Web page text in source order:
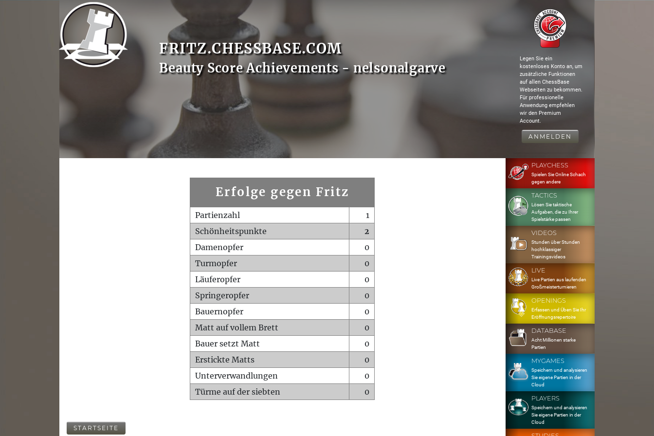
FRITZ.CHESSBASE.COM
Beauty Score Achievements - nelsonalgarve
Legen Sie ein
kostenloses Konto an, um
zusätzliche Funktionen
auf allen ChessBase
Webseiten zu bekommen.
Für professionelle
Anwendung empfehlen
wir den Premium
Account.
ANMELDEN
Erfolge gegen Fritz
Partienzahl
1
Schönheitspunkte
2
Damenopfer
0
Turmopfer
0
Läuferopfer
0
Springeropfer
0
Bauernopfer
0
Matt auf vollem Brett
0
Bauer setzt Matt
0
Erstickte Matts
0
Unterverwandlungen
0
Türme auf der siebten
0
STARTSEITE
PLAYCHESS
Spielen Sie Online Schach
gegen andere
TACTICS
Lösen Sie taktische
Aufgaben, die zu Ihrer
Spielstärke passen
VIDEOS
Stunden über Stunden
hochklassiger
Trainingsvideos
LIVE
Live Partien aus laufenden
Großmeisterturnieren
OPENINGS
Erfassen und Üben Sie Ihr
Eröffnungsrepertoire
DATABASE
Acht Millionen starke
Partien
MYGAMES
Speichern und analysieren
Sie eigene Partien in der
Cloud
PLAYERS
Speichern und analysieren
Sie eigene Partien in der
Cloud